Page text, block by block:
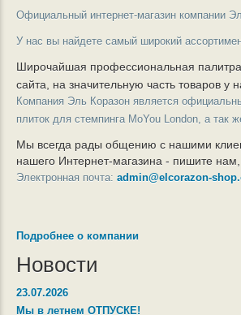
Официальный интернет-магазин компании
У нас вы найдете самый широкий
Широчайшая профессиональная
сайта, на значительную часть товаров у
Компания Эль Коразон является
плиток для стемпинга MoYou London, а так
Мы всегда рады общению с нашими
нашего Интернет-магазина - пишите
Электронная почта: admin@elcorazon-
Подробнее о компании
Новости
23.07.2026
Мы в летнем ОТПУСКЕ!